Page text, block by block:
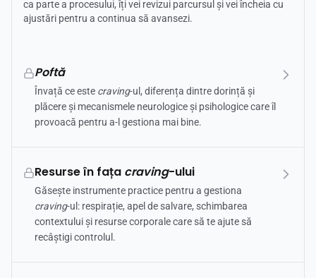
ca parte a procesului, îți vei revizui parcursul și vei încheia cu
ajustări pentru a continua să avansezi.
Poftă
Învață ce este craving-ul, diferența dintre dorință și
plăcere și mecanismele neurologice și psihologice care îl
provoacă pentru a-l gestiona mai bine.
Resurse în fața craving-ului
Găsește instrumente practice pentru a gestiona
craving-ul: respirație, apel de salvare, schimbarea
contextului și resurse corporale care să te ajute să
recâștigi controlul.